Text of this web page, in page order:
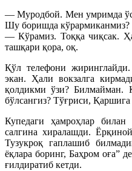
— Муродбой. Мен умримда
Шу боришда кўрармиканмиз?
— Кўрамиз. Тоққа чиқсак.
ташқари қора, оқ.
Қўл телефони
экан. Ҳали вокзалга
қолдикми ўзи? Билмайман.
бўлсангиз? Тўғриси,
Купедаги ҳамроҳлар
салгина хиралашди.
Тузукроқ гаплашиб
ёқлара боринг, Баҳром оға”
ғилдиратиб кетди.